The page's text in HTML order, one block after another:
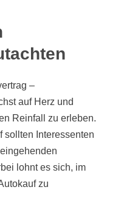
–
auf Herz und
Reinfall zu erleben.
sollten Interessenten
lohnt es sich, im
zu